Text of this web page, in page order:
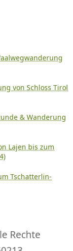
von Schloss Tirol
& Wanderung
Lajen bis zum
Tschatterlin-
Rechte